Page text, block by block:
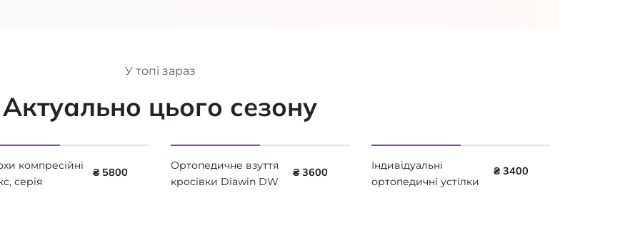
У топі зараз
Актуально цього сезону
компресійні
серія
₴ 5800
Ортопедичне взуття
кросівки Diawin DW
₴ 3600
Індивідуальні
ортопедичні устілки
₴ 3400